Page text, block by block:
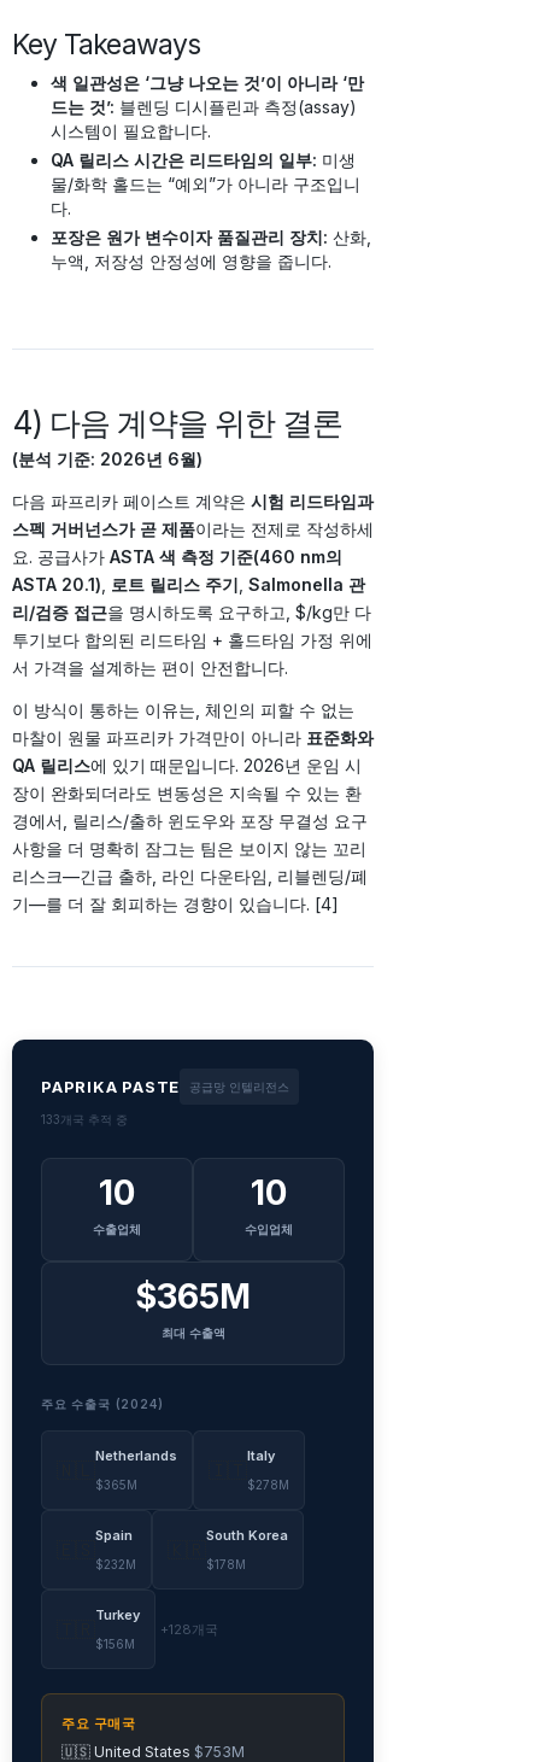
Key Takeaways
색 일관성은 ‘그냥 나오는 것’이 아니라 ‘만
드는 것’: 블렌딩 디시플린과 측정(assay)
시스템이 필요합니다.
QA 릴리스 시간은 리드타임의 일부: 미생
물/화학 홀드는 “예외”가 아니라 구조입니
다.
포장은 원가 변수이자 품질관리 장치: 산화,
누액, 저장성 안정성에 영향을 줍니다.
4) 다음 계약을 위한 결론
(분석 기준: 2026년 6월)
다음 파프리카 페이스트 계약은 시험 리드타임과
스펙 거버넌스가 곧 제품이라는 전제로 작성하세
요. 공급사가 ASTA 색 측정 기준(460 nm의
ASTA 20.1)
로트 릴리스 주기 Salmonella 관
리/검증 접근을 명시하도록 요구하고, $/kg만 다
투기보다 합의된 리드타임 + 홀드타임 가정 위에
서 가격을 설계하는 편이 안전합니다.
이 방식이 통하는 이유는, 체인의 피할 수 없는
마찰이 원물 파프리카 가격만이 아니라 표준화와
QA 릴리스에 있기 때문입니다. 2026년 운임 시
장이 완화되더라도 변동성은 지속될 수 있는 환
경에서, 릴리스/출하 윈도우와 포장 무결성 요구
사항을 더 명확히 잠그는 팀은 보이지 않는 꼬리
리스크—긴급 출하, 라인 다운타임, 리블렌딩/폐
기—를 더 잘 회피하는 경향이 있습니다. [4]
PAPRIKA PASTE 공급망 인텔리전스
133개국 추적 중
10
수출업체
10
수입업체
$365M
최대 수출액
주요 수출국 (2024)
Netherlands
$365M
Italy
$278M
Spain
$232M
South Korea
$178M
Turkey
$156M
+128개국
주요 구매국
🇺🇸 United States $753M